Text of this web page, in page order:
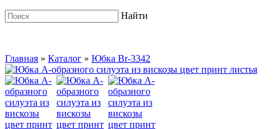
Найти
Главная » Каталог » Юбка Br-3342